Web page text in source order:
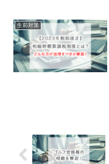
生前対策